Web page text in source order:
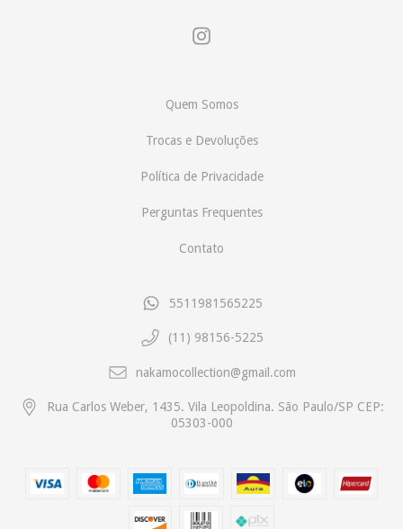
Quem Somos
Trocas e Devoluções
Política de Privacidade
Perguntas Frequentes
Contato
5511981565225
(11) 98156-5225
nakamocollection@gmail.com
Rua Carlos Weber, 1435. Vila Leopoldina. São Paulo/SP CEP:
05303-000